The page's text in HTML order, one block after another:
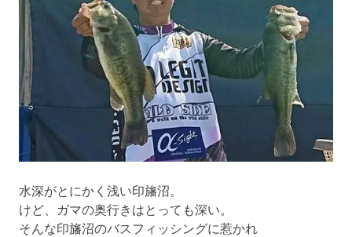
ョ
ン
水深がとにかく浅い印旛沼。
けど、ガマの奥行きはとっても深い。
そんな印旛沼のバスフィッシングに惹かれ